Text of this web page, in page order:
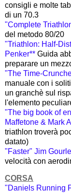
consigli e molte
di un 70.3
"Complete
del metodo 80/20
"Triathlon: Half-
Penker** Guida
preparare un
"The Time-
manuale con i
un granchè sul
l'elemento
"The big book of
Maffetone & Mark
triathlon troverà
datato)
"Faster" Jim
velocità con
CORSA
"Daniels Running